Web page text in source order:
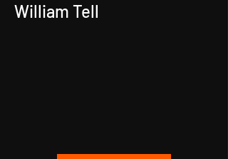
William Tell